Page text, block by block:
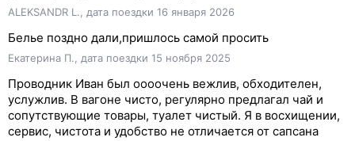
ALEKSANDR L., дата поездки 16 января 2026
Белье поздно дали,пришлось самой просить
Екатерина П., дата поездки 15 ноября 2025
Проводник Иван был оооочень вежлив, обходителен,
услужлив. В вагоне чисто, регулярно предлагал чай и
сопутствующие товары, туалет чистый. Я в восхищении,
сервис, чистота и удобство не отличается от сапсана